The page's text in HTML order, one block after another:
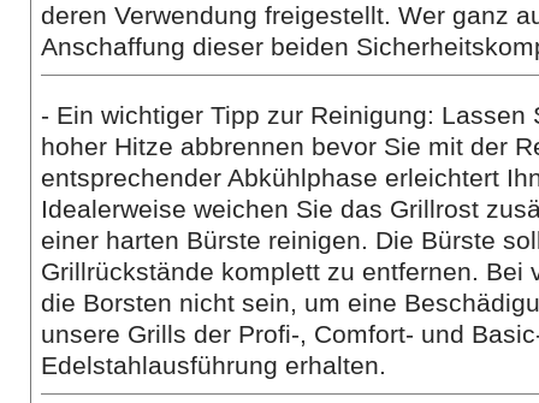
deren Verwendung freigestellt. Wer ganz
Anschaffung dieser beiden
- Ein wichtiger Tipp zur Reinigung:
hoher Hitze abbrennen bevor Sie mit der
entsprechender Abkühlphase erleichtert
Idealerweise weichen Sie das Grillrost
einer harten Bürste reinigen. Die Bürste
Grillrückstände komplett zu entfernen.
die Borsten nicht sein, um eine
unsere Grills der Profi-, Comfort- und
Edelstahlausführung erhalten.